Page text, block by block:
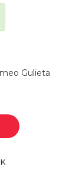
Gulieta